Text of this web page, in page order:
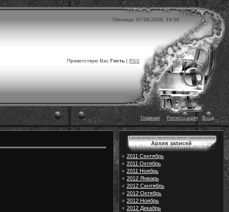
Пятница, 07.08.2026, 19:56
Приветствую Вас Гость | RSS
Главная| Регистрация Вход
Архив записей
2011 Сентябрь
2011 Октябрь
2011 Ноябрь
2012 Январь
2012 Сентябрь
2012 Октябрь
2012 Ноябрь
2012 Декабрь